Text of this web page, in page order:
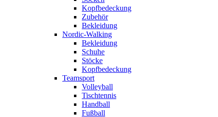
Kopfbedeckung
Zubehör
Bekleidung
Nordic-Walking
Bekleidung
Schuhe
Stöcke
Kopfbedeckung
Teamsport
Volleyball
Tischtennis
Handball
Fußball